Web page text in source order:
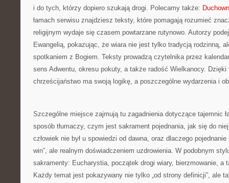
i do tych, którzy dopiero szukają drogi. Polecamy także:
łamach serwisu znajdziesz teksty, które pomagają rozumieć
religijnym wydaje się czasem powtarzane rutynowo. Autorzy
Ewangelią, pokazując, że wiara nie jest tylko tradycją rodzinną,
spotkaniem z Bogiem. Teksty prowadzą czytelnika przez
sens Adwentu, okresu pokuty, a także radość Wielkanocy. Dzięki
chrześcijaństwo ma swoją logikę, a poszczególne wydarzenia i
Szczególne miejsce zajmują tu zagadnienia dotyczące tajemnic
sposób tłumaczy, czym jest sakrament pojednania, jak się do
człowiek nie był u spowiedzi od dawna, oraz dlaczego
win”, ale realnym doświadczeniem uzdrowienia. W podobnym
sakramenty: Eucharystia, początek drogi wiary, bierzmowanie, a
Każdy temat jest pokazywany nie tylko „od strony definicji”, ale